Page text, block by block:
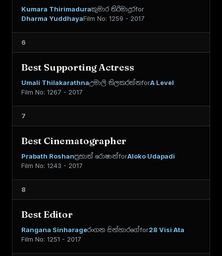
Kumara Thirimaduraකුමාර තිරිමාදුරfor
Dharma YuddhayaFilm No: 1259 - 2017
6
Best Supporting Actress
Umali Thilakarathnaඋමාලි තිලකරත්නforA Level
Film No: 1267 - 2017
7
Best Cinematographer
Prabath Roshanප්‍රභාත් රොෂාන්forAloko Udapadi
Film No: 1243 - 2017
8
Best Editor
Rangana Sinharageරංගන සින්හාරගේfor28 Visi Ata
Film No: 1251 - 2017